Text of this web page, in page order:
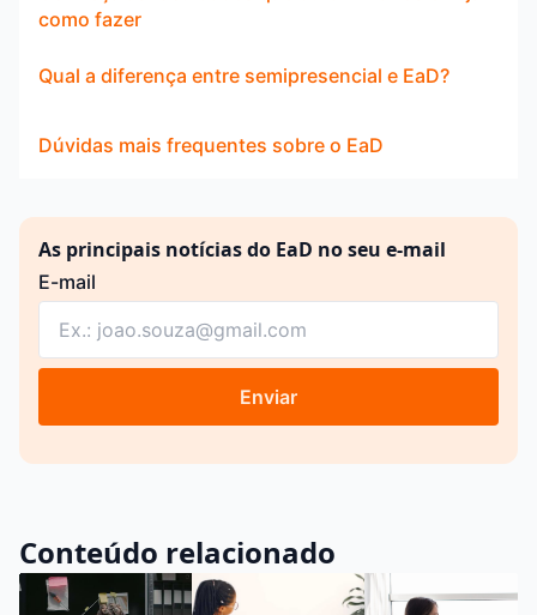
como fazer
Qual a diferença entre semipresencial e EaD?
Dúvidas mais frequentes sobre o EaD
As principais notícias do EaD no seu e-mail
E-mail
Enviar
Conteúdo relacionado